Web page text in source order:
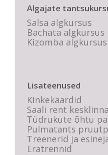
Algajate
Salsa algkursus
Bachata algkursus
Kizomba algkursus
Lisateenused
Kinkekaardid
Saali rent
Tüdrukute õhtu
Pulmatants
Treenerid ja
Eratrennid